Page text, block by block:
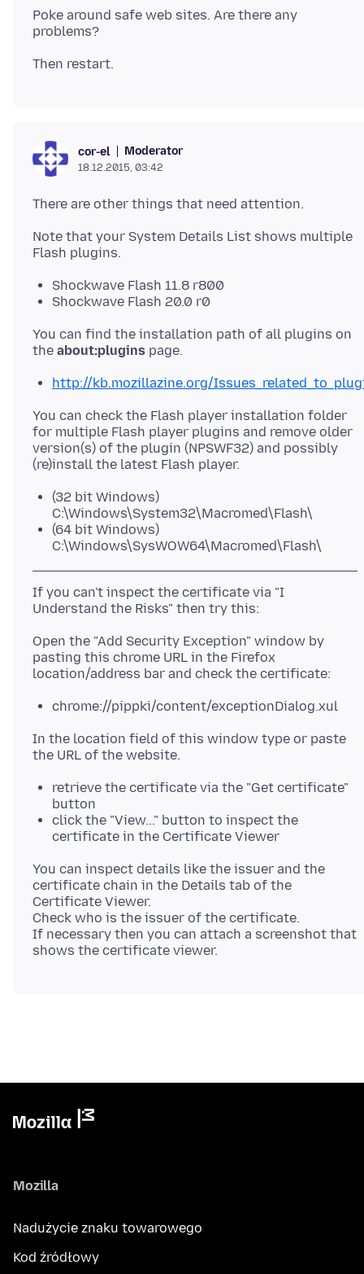
Poke around safe web sites. Are there any
cor-el Moderator
18.12.2015, 03:42
Note that your System Details List shows multiple
Shockwave Flash 11.8 r800
Shockwave Flash 20.0 r0
You can find the installation path of all plugins on
the about:plugins
http://kb.mozillazine.org/
You can check the Flash player installation folder
for multiple Flash player plugins and remove older
version(s) of the plugin (NPSWF32) and possibly
(32 bit Windows)
C:\Windows\System32\Macromed\Flash\
(64 bit Windows)
C:\Windows\SysWOW64\Macromed\Flash\
If you can't inspect the certificate via "I
Open the "Add Security Exception" window by
pasting this chrome URL in the Firefox
chrome://pippki/content/exceptionDialog.xul
In the location field of this window type or paste
retrieve the certificate via the "Get certificate"
button
click the "View..." button to inspect the
certificate in the Certificate Viewer
You can inspect details like the issuer and the
certificate chain in the Details tab of the
Certificate Viewer.
Check who is the issuer of the certificate.
If necessary then you can attach a screenshot that
Mozilla
Nadużycie znaku towarowego
Kod źródłowy